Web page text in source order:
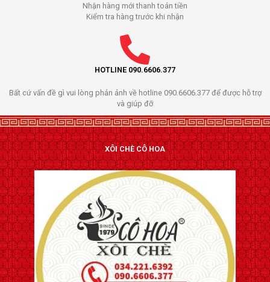
Nhận hàng mới thanh toán tiền
Kiểm tra hàng trước khi nhận
HOTLINE 090.6606.377
Bất cứ vấn đề gì vui lòng phản ảnh về hotline 090.6606.377 để được hỗ trợ
và giúp đỡ
XÔI CHÈ CÔ HOA